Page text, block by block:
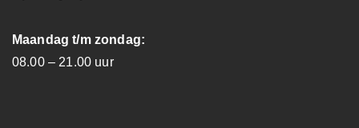
Maandag t/m zondag:
08.00 – 21.00 uur